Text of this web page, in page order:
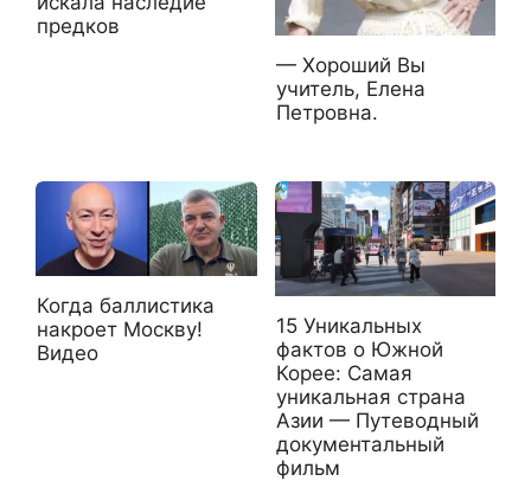
предков
— Хороший Вы
учитель, Елена
Петровна.
Когда баллистика
накроет Москву!
Видео
15 Уникальных
фактов о Южной
Корее: Самая
уникальная страна
Азии — Путеводный
документальный
фильм